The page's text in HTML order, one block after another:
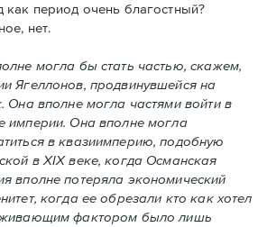
как период очень благостный?
нет.
могла бы стать частью, скажем,
Ягеллонов, продвинувшейся на
Она вполне могла частями войти в
империи. Она вполне могла
в квазиимперию, подобную
в XIX веке, когда Османская
вполне потеряла экономический
когда ее обрезали кто как хотел
фактором было лишь